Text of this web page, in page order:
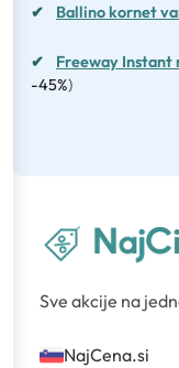
✔ Ballino kornet
✔ Freeway Instant
-45%)
Sve akcije na
NajCena.si